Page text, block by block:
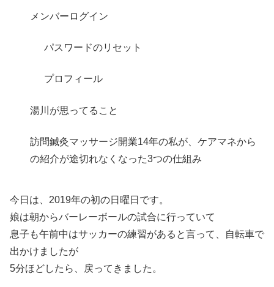
メンバーログイン
パスワードのリセット
プロフィール
湯川が思ってること
訪問鍼灸マッサージ開業14年の私が、ケアマネから
の紹介が途切れなくなった3つの仕組み
今日は、2019年の初の日曜日です。
娘は朝からバーレーボールの試合に行っていて
息子も午前中はサッカーの練習があると言って、自転車で
出かけましたが
5分ほどしたら、戻ってきました。